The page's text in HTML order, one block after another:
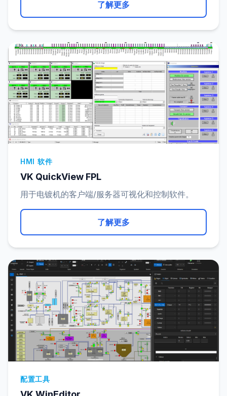
了解更多
HMI 软件
VK QuickView FPL
用于电镀机的客户端/服务器可视化和控制软件。
了解更多
配置工具